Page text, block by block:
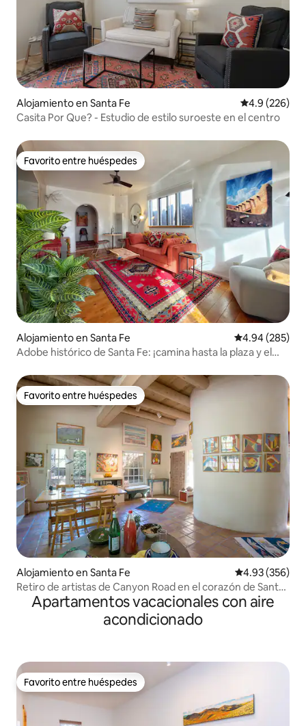
Alojamiento en Santa Fe Calificación
4.9 (226)
Casita Por Que? - Estudio de estilo suroeste en el centro
Favorito entre huéspedes
Favorito entre huéspedes
Alojamiento en Santa Fe Calificación
4.94 (285)
Adobe histórico de Santa Fe: ¡camina hasta la plaza y el
Favorito entre huéspedes
Favorito entre huéspedes
Alojamiento en Santa Fe Calificación
4.93 (356)
Retiro de artistas de Canyon Road en el corazón de Santa
Apartamentos vacacionales con aire
acondicionado
Favorito entre huéspedes
Favorito entre huéspedes